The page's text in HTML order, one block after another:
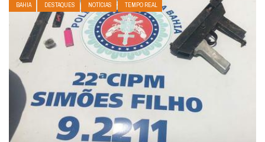
BAHIA DESTAQUES NOTÍCIAS TEMPO REAL